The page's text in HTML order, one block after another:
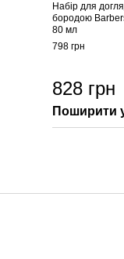
Набір для
бородою
80 мл
798 грн
828 грн
Поширити